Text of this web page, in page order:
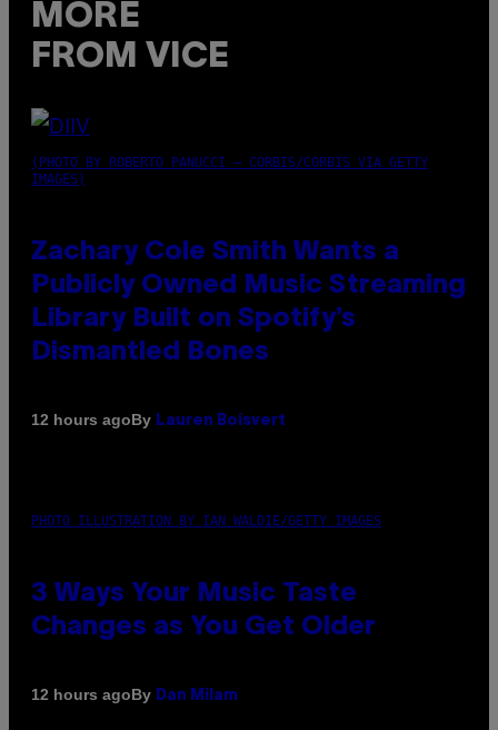
MORE
FROM VICE
(PHOTO BY ROBERTO PANUCCI – CORBIS/CORBIS VIA GETTY
IMAGES)
Zachary Cole Smith Wants a
Publicly Owned Music Streaming
Library Built on Spotify’s
Dismantled Bones
12 hours agoBy Lauren Boisvert
PHOTO ILLUSTRATION BY IAN WALDIE/GETTY IMAGES
3 Ways Your Music Taste
Changes as You Get Older
12 hours agoBy Dan Milam